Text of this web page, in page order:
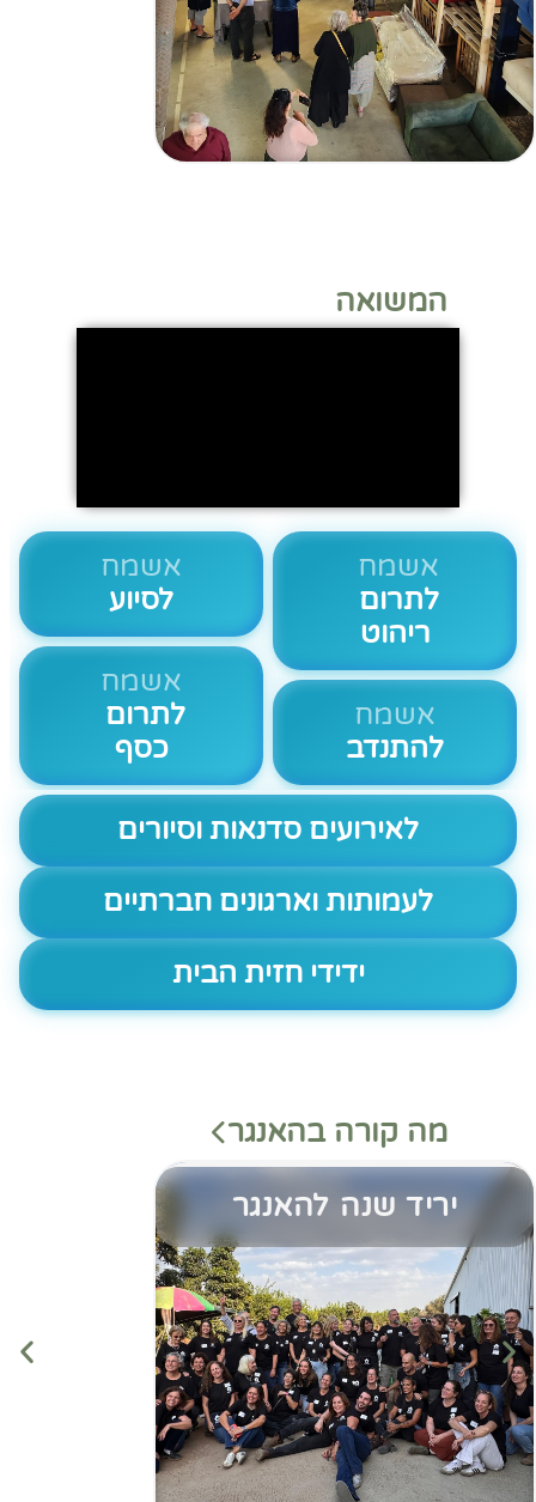
המשואה
אשמח
לתרום
ריהוט
אשמח
להתנדב
אשמח
לסיוע
אשמח
לתרום
כסף
לאירועים סדנאות וסיורים
לעמותות וארגונים חברתיים
ידידי חזית הבית
מה קורה בהאנגר
יריד שנה להאנגר